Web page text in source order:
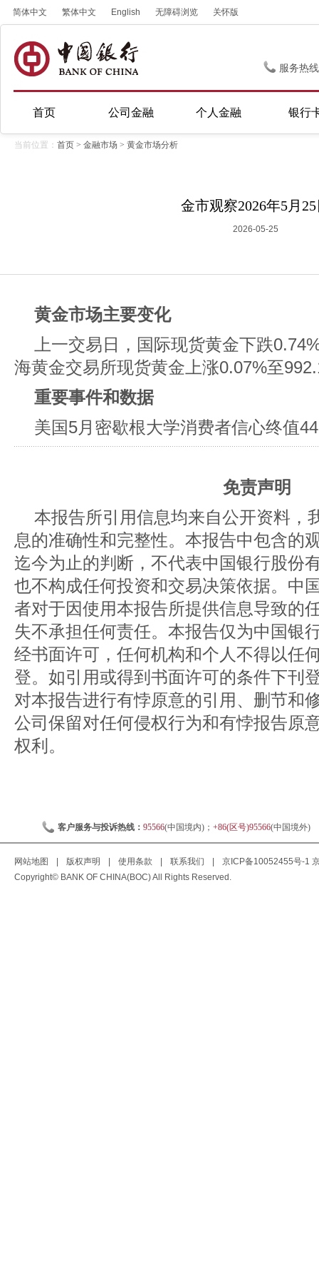
简体中文 繁体中文 English 无障碍浏览 关怀版
服务热
首页 公司金融 个人金融 银行
当前位置： 首页 > 金融市场 > 黄金市场分析
金市观察2026年5月
2026-05-25
黄金市场主要变化
上一交易日，国际现货黄金下跌
海黄金交易所现货黄金上涨0.07%至
重要事件和数据
美国5月密歇根大学消费者信心终值
免责声明
本报告所引用信息均来自公开资料，
息的准确性和完整性。本报告中包含的
迄今为止的判断，不代表中国银行股份
也不构成任何投资和交易决策依据。中
者对于因使用本报告所提供信息导致的
失不承担任何责任。本报告仅为中国银
经书面许可，任何机构和个人不得以任
登。如引用或得到书面许可的条件下刊
对本报告进行有悖原意的引用、删节和
公司保留对任何侵权行为和有悖报告原
权利。
客户服务与投诉热线： 95566(中国境内)； +86(区号)95566(中国境外)
网站地图 版权声明 使用条款 联系我们 京ICP备10052455号-1
Copyright© BANK OF CHINA(BOC) All Rights Reserved.